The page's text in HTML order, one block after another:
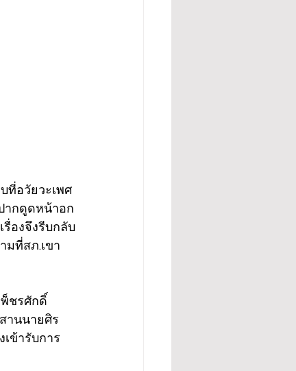
ที่อวัยวะเพศ
ากดูดหน้าอก
องจึงรีบกลับ
มที่สภ.เขา
ชรศักดิ์
านนายศิร
ข้ารับการ